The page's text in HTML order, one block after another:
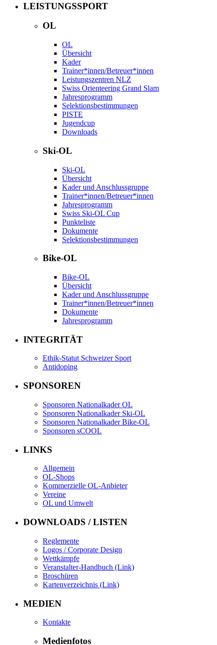
LEISTUNGSSPORT
OL
OL
Übersicht
Kader
Trainer*innen/Betreuer*innen
Leistungszentren NLZ
Swiss Orienteering Grand Slam
Jahresprogramm
Selektionsbestimmungen
PISTE
Jugendcup
Downloads
Ski-OL
Ski-OL
Übersicht
Kader und Anschlussgruppe
Trainer*innen/Betreuer*innen
Jahresprogramm
Swiss Ski-OL Cup
Punkteliste
Dokumente
Selektionsbestimmungen
Bike-OL
Bike-OL
Übersicht
Kader und Anschlussgruppe
Trainer*innen/Betreuer*innen
Dokumente
Jahresprogramm
INTEGRITÄT
Ethik-Statut Schweizer Sport
Antidoping
SPONSOREN
Sponsoren Nationalkader OL
Sponsoren Nationalkader Ski-OL
Sponsoren Nationalkader Bike-OL
Sponsoren sCOOL
LINKS
Allgemein
OL-Shops
Kommerzielle OL-Anbieter
Vereine
OL und Umwelt
DOWNLOADS / LISTEN
Reglemente
Logos / Corporate Design
Wettkämpfe
Veranstalter-Handbuch (Link)
Broschüren
Kartenverzeichnis (Link)
MEDIEN
Kontakte
Medienfotos